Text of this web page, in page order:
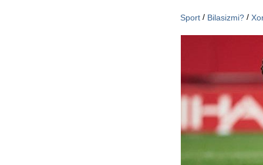
Sport / Bilasizmi? /